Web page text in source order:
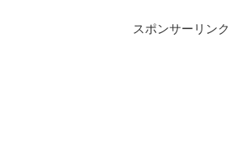
スポンサーリンク